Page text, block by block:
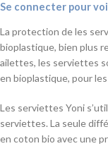
Se connecter pour
La protection de les
bioplastique, bien plus
ailettes, les serviettes
en bioplastique, pour
Les serviettes Yoni
serviettes. La seule
en coton bio avec une